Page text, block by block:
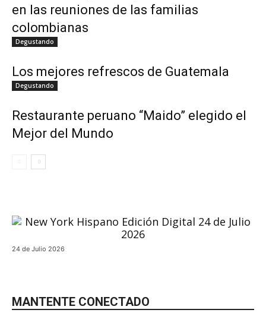
en las reuniones de las familias
colombianas
Degustando
Los mejores refrescos de Guatemala
Degustando
Restaurante peruano “Maido” elegido el
Mejor del Mundo
24 de Julio 2026
MANTENTE CONECTADO